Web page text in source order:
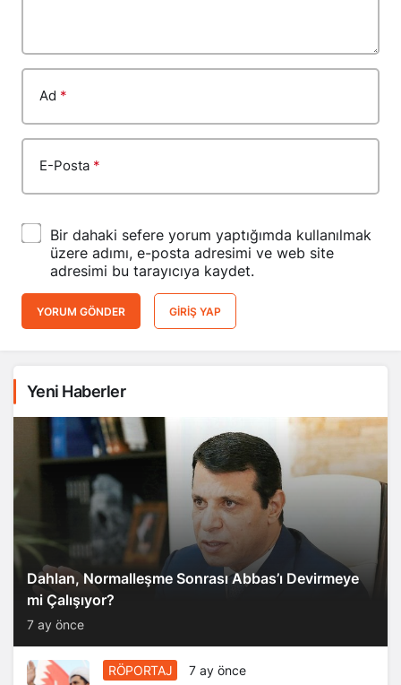
Ad *
E-Posta *
Bir dahaki sefere yorum yaptığımda kullanılmak
üzere adımı, e-posta adresimi ve web site
adresimi bu tarayıcıya kaydet.
YORUM GÖNDER GIRIŞ YAP
Yeni Haberler
Dahlan, Normalleşme Sonrası Abbas’ı Devirmeye
mi Çalışıyor?
7 ay önce
RÖPORTAJ 7 ay önce